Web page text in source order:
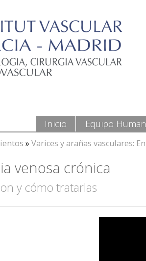
Inicio Equipo
» Varices y arañas vasculares:
venosa crónica
y cómo tratarlas